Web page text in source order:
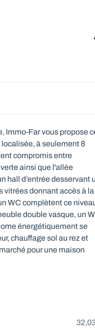
Immo-Far vous propose
à seulement 8
compromis entre
ainsi que l'allée
hall d’entrée desservant
vitrées donnant accès à la
WC complètent ce
double vasque, un
énergétiquement se
chauffage sol au rez et
pour une maison